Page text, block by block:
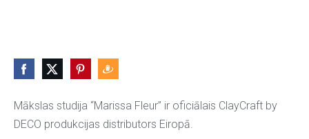
Mākslas studija “Marissa Fleur” ir oficiālais ClayCraft by
DECO produkcijas distributors Eiropā.